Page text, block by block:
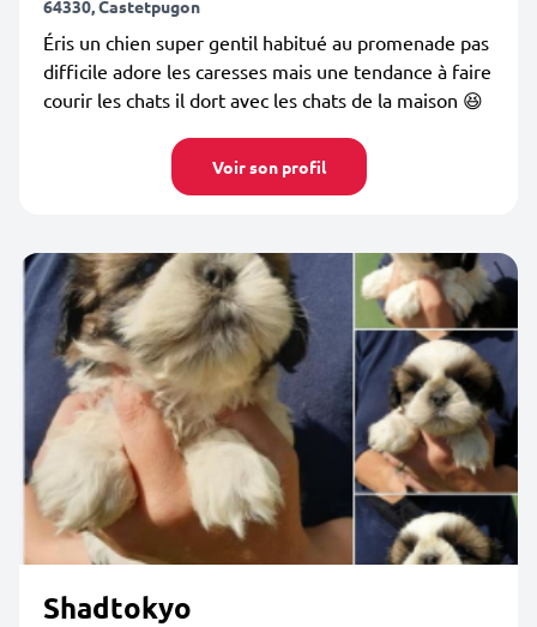
64330, Castetpugon
Éris un chien super gentil habitué au promenade pas
difficile adore les caresses mais une tendance à faire
courir les chats il dort avec les chats de la maison 😆
Voir son profil
Shadtokyo